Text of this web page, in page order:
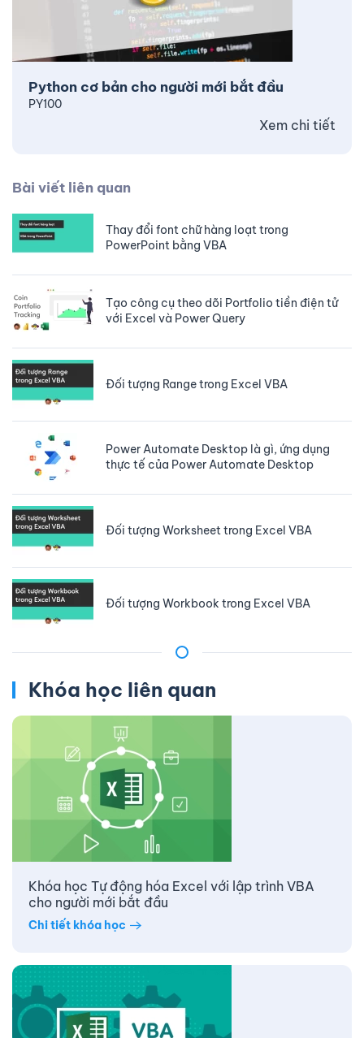
Python cơ bản cho người mới bắt đầu
PY100
Xem chi tiết
Bài viết liên quan
Thay đổi font chữ hàng loạt trong
PowerPoint bằng VBA
Tạo công cụ theo dõi Portfolio tiền điện tử
với Excel và Power Query
Đối tượng Range trong Excel VBA
Power Automate Desktop là gì, ứng dụng
thực tế của Power Automate Desktop
Đối tượng Worksheet trong Excel VBA
Đối tượng Workbook trong Excel VBA
Khóa học liên quan
Khóa học Tự động hóa Excel với lập trình VBA
cho người mới bắt đầu
Chi tiết khóa học